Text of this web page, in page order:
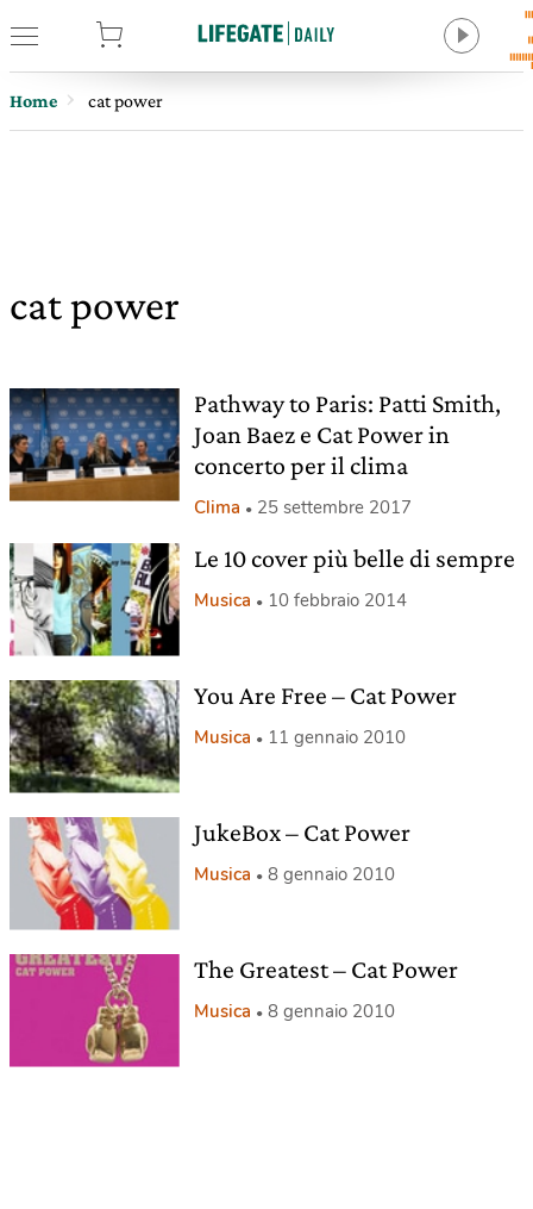
Home cat power
cat power
Pathway to Paris: Patti Smith,
Joan Baez e Cat Power in
concerto per il clima
Clima 25 settembre 2017
Le 10 cover più belle di sempre
Musica 10 febbraio 2014
You Are Free – Cat Power
Musica 11 gennaio 2010
JukeBox – Cat Power
Musica 8 gennaio 2010
The Greatest – Cat Power
Musica 8 gennaio 2010